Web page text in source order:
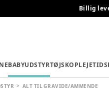
Billig
BABYUDSTYRTØJSKOPLEJETID
ALT TIL GRAVIDE/AMMENDE